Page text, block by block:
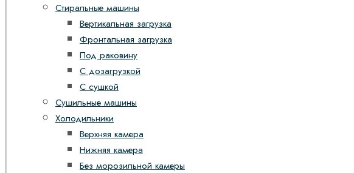
Стиральные машины
Вертикальная загрузка
Фронтальная загрузка
Под раковину
С дозагрузкой
С сушкой
Сушильные машины
Холодильники
Верхняя камера
Нижняя камера
Без морозильной камеры